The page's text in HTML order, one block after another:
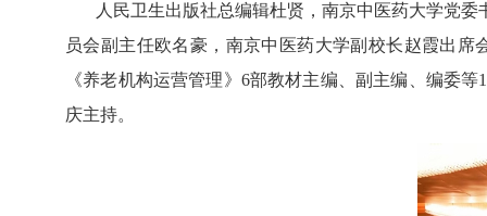
人民卫生出版社总编辑杜贤，南京中医药大学党
员会副主任欧名豪，南京中医药大学副校长赵霞出
《养老机构运营管理》 6部教材主编、副主编、编委等
庆主持。